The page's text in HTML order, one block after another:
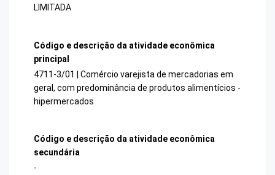
LIMITADA
Código e descrição da atividade econômica
principal
4711-3/01 | Comércio varejista de mercadorias em
geral, com predominância de produtos alimentícios -
hipermercados
Código e descrição da atividade econômica
secundária
-